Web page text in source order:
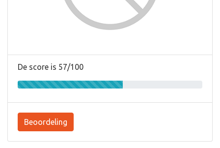
De score is 57/100
Beoordeling